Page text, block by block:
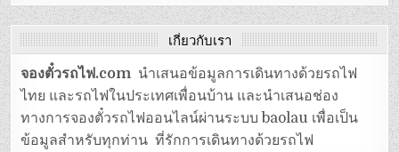
เกี่ยวกับเรา
จองตั๋วรถไฟ.com นำเสนอข้อมูลการเดินทางด้วยรถไฟ
ไทย และรถไฟในประเทศเพื่อนบ้าน และนำเสนอช่อง
ทางการจองตั๋วรถไฟออนไลน์ผ่านระบบ baolau เพื่อเป็น
ข้อมูลสำหรับทุกท่าน ที่รักการเดินทางด้วยรถไฟ